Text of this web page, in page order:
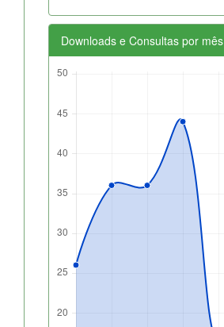
Downloads e Consultas por mês